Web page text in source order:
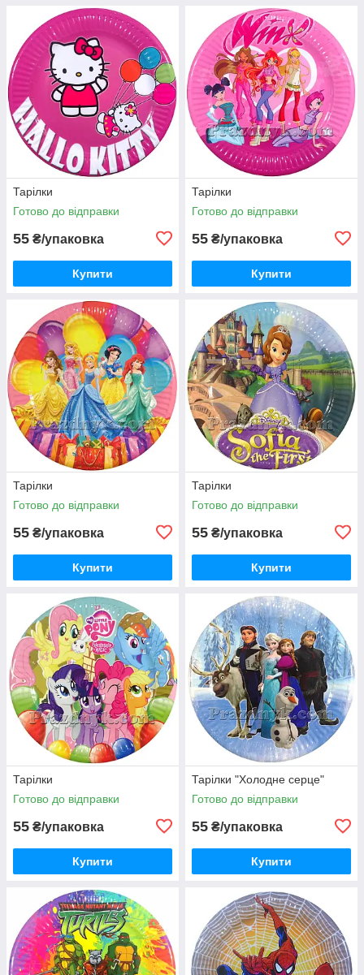
Тарілки
Готово до відправки
55 ₴/упаковка
Купити
Тарілки
Готово до відправки
55 ₴/упаковка
Купити
Тарілки
Готово до відправки
55 ₴/упаковка
Купити
Тарілки
Готово до відправки
55 ₴/упаковка
Купити
Тарілки
Готово до відправки
55 ₴/упаковка
Купити
Тарілки "Холодне серце"
Готово до відправки
55 ₴/упаковка
Купити